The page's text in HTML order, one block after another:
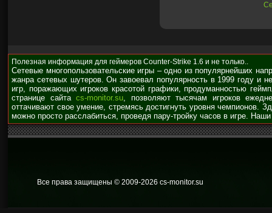
Полезная информация для геймеров Counter-Strike 1.6 и не только..
Сетевые многопользовательские игры – одно из популярнейших
жанра сетевых шутеров. Он завоевал популярность в 1999 году и
игр, поражающих игроков красотой графики, продуманностью
странице сайта cs-monitor.su, позволяют тысячам игроков
оттачивают свое умение, стремясь достигнуть уровня чемпионов.
можно просто расслабиться, проведя пару-тройку часов в игре.
Все права защищены © 2009-2026 cs-monitor.su